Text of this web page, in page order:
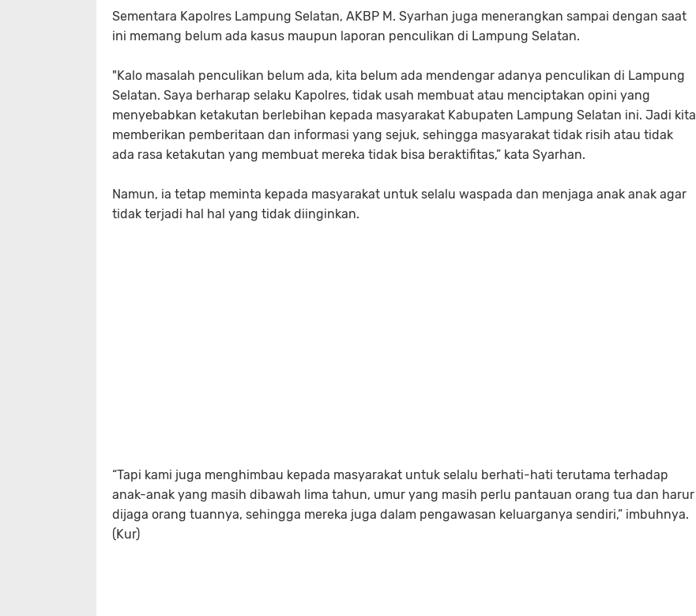
Sementara Kapolres Lampung Selatan, AKBP M. Syarhan juga menerangkan sampai dengan saat
ini memang belum ada kasus maupun laporan penculikan di Lampung Selatan.
"Kalo masalah penculikan belum ada, kita belum ada mendengar adanya penculikan di Lampung
Selatan. Saya berharap selaku Kapolres, tidak usah membuat atau menciptakan opini yang
menyebabkan ketakutan berlebihan kepada masyarakat Kabupaten Lampung Selatan ini. Jadi kita
memberikan pemberitaan dan informasi yang sejuk, sehingga masyarakat tidak risih atau tidak
ada rasa ketakutan yang membuat mereka tidak bisa beraktifitas,” kata Syarhan.
Namun, ia tetap meminta kepada masyarakat untuk selalu waspada dan menjaga anak anak agar
tidak terjadi hal hal yang tidak diinginkan.
“Tapi kami juga menghimbau kepada masyarakat untuk selalu berhati-hati terutama terhadap
anak-anak yang masih dibawah lima tahun, umur yang masih perlu pantauan orang tua dan harur
dijaga orang tuannya, sehingga mereka juga dalam pengawasan keluarganya sendiri,” imbuhnya.
(Kur)